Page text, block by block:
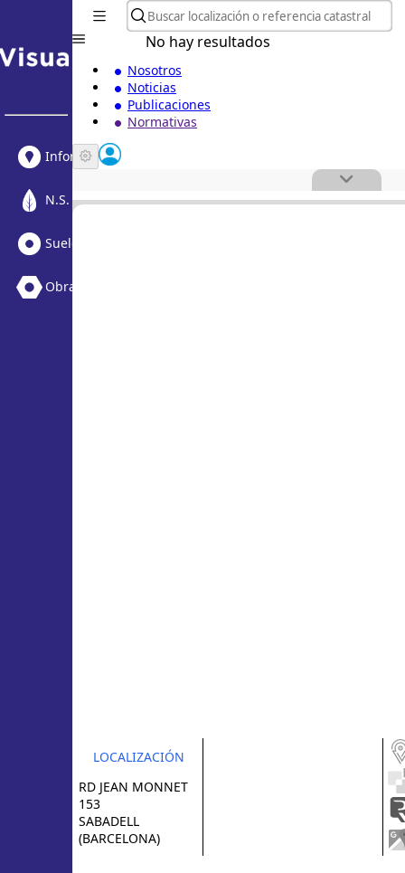
Informe Urbanístico
N.S. Medioambiental
Suelo Vacante + Obras
Obras
No hay resultados
Nosotros
Noticias
Publicaciones
Normativas
LOCALIZACIÓN
RD JEAN MONNET
153
SABADELL
(BARCELONA)